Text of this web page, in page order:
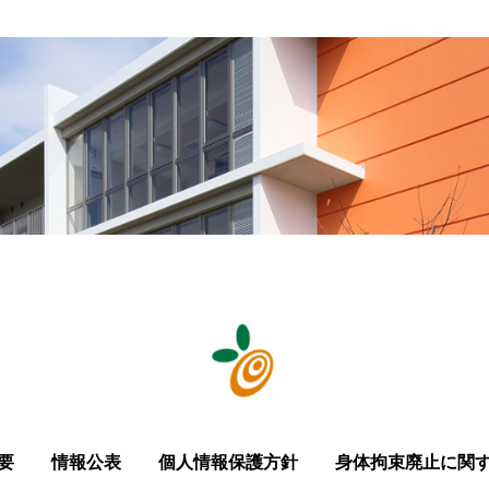
情報公表 個人情報保護方針 身体拘束廃止に関